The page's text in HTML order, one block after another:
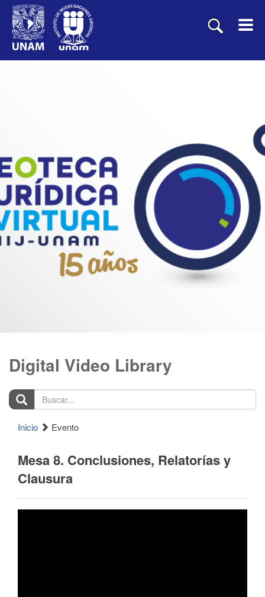
Digital Video Library
Buscar...
Inicio Evento
Mesa 8. Conclusiones, Relatorías y
Clausura